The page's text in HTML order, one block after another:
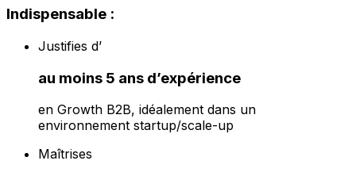
Indispensable :
Justifies d’
au moins 5 ans d’expérience
en Growth B2B, idéalement dans un
environnement startup/scale-up
Maîtrises